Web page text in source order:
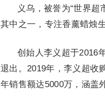
义乌，被誉为“世界
其中之一，专注香薰蜡烛
创始人李义超于2016
退出。2019年，李义超收
年销售额达5000万，涵盖